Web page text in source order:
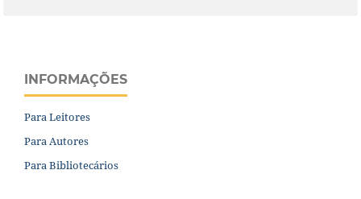
INFORMAÇÕES
Para Leitores
Para Autores
Para Bibliotecários